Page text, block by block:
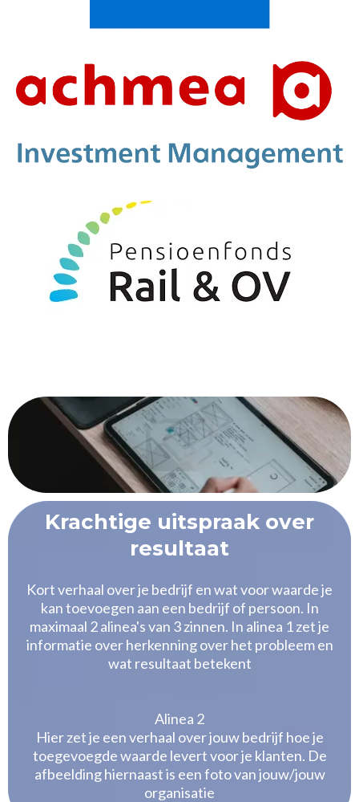
Krachtige uitspraak over
resultaat
Kort verhaal over je bedrijf en wat voor waarde je
kan toevoegen aan een bedrijf of persoon. In
maximaal 2 alinea's van 3 zinnen. In alinea 1 zet je
informatie over herkenning over het probleem en
wat resultaat betekent
Alinea 2
Hier zet je een verhaal over jouw bedrijf hoe je
toegevoegde waarde levert voor je klanten. De
afbeelding hiernaast is een foto van jouw/jouw
organisatie